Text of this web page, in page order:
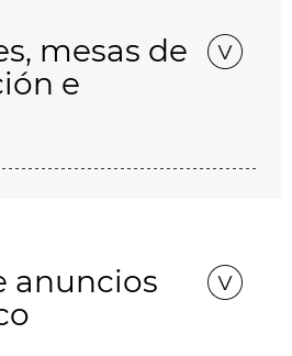
mesas de
e
anuncios